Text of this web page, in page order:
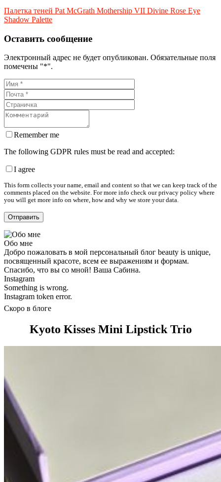
Палетка теней Pat McGrath Mothership VII Divine Rose Eye
Shadow Palette
Оставить сообщение
Электронный адрес не будет опубликован. Обязательные поля
помечены "*".
Remember me
The following GDPR rules must be read and accepted:
I agree
This form collects your name, email and content so that we can keep track of the
comments placed on the website. For more info check our privacy policy where
you will get more info on where, how and why we store your data.
Обо мне
Добро пожаловать в мой персональный блог beauty is unique,
посвященный красоте, всем ее выражениям и формам.
Спасибо, что вы со мной! Ваша Сабина.
Instagram
Something is wrong.
Instagram token error.
Скоро в блоге
Kyoto Kisses Mini Lipstick Trio